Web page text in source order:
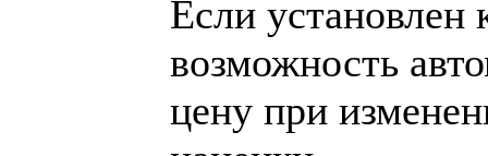
Если установлен
возможность
цену при